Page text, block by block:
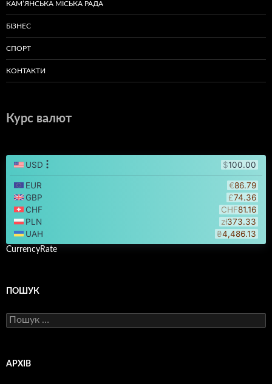
КАМ’ЯНСЬКА МІСЬКА РАДА
БІЗНЕС
СПОРТ
КОНТАКТИ
Курс валют
CurrencyRate
ПОШУК
Пошук:
АРХІВ